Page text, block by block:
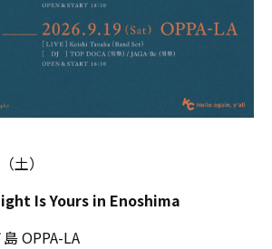
土）
Is Yours in Enoshima
OPPA-LA